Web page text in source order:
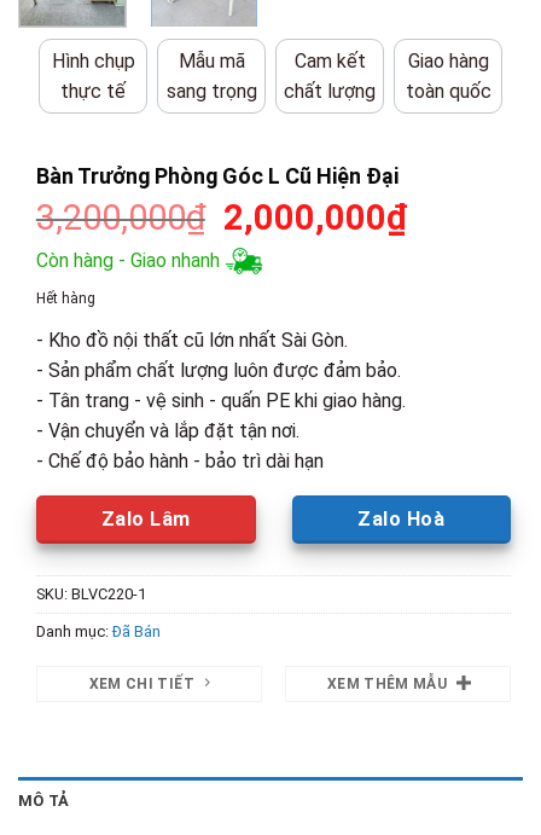
Hình chụp
thực tế
Mẫu mã
sang trọng
Cam kết
chất lượng
Giao hàng
toàn quốc
Bàn Trưởng Phòng Góc L Cũ Hiện Đại
3,200,000₫ Giá
gốc
là:
2,000,000₫Giá
Còn hàng - Giao nhanh
Hết hàng
- Kho đồ nội thất cũ lớn nhất Sài Gòn.
- Sản phẩm chất lượng luôn được đảm bảo.
- Tân trang - vệ sinh - quấn PE khi giao hàng.
- Vận chuyển và lắp đặt tận nơi.
- Chế độ bảo hành - bảo trì dài hạn
Zalo Lâm Zalo Hoà
SKU: BLVC220-1
Danh mục:Đã Bán
XEM CHI TIẾT XEM THÊM MẪU
MÔ TẢ